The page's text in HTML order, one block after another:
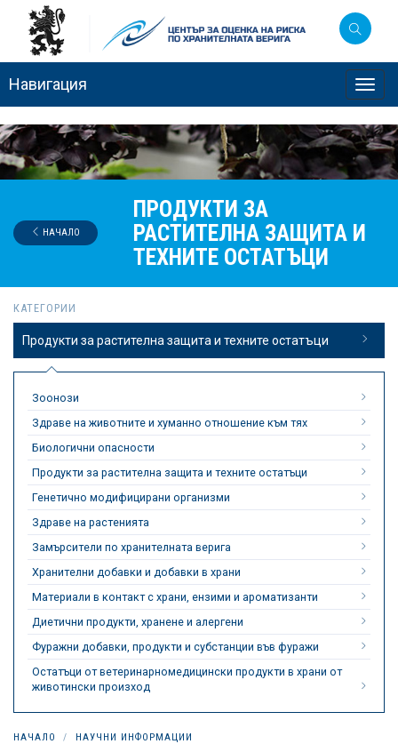
Навигация
ПРОДУКТИ ЗА
РАСТИТЕЛНА ЗАЩИТА И
ТЕХНИТЕ ОСТАТЪЦИ
НАЧАЛО
КАТЕГОРИИ
Продукти за растителна защита и техните остатъци
Зоонози
Здраве на животните и хуманно отношение към тях
Биологични опасности
Продукти за растителна защита и техните остатъци
Генетично модифицирани организми
Здраве на растенията
Замърсители по хранителната верига
Хранителни добавки и добавки в храни
Материали в контакт с храни, ензими и ароматизанти
Диетични продукти, хранене и алергени
Фуражни добавки, продукти и субстанции във фуражи
Остатъци от ветеринарномедицински продукти в храни от
животински произход
НАЧАЛО НАУЧНИ ИНФОРМАЦИИ